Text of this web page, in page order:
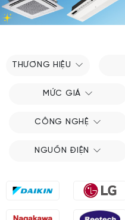
THƯƠNG HIỆU
MỨC GIÁ
CÔNG NGHỆ
NGUỒN ĐIỆN